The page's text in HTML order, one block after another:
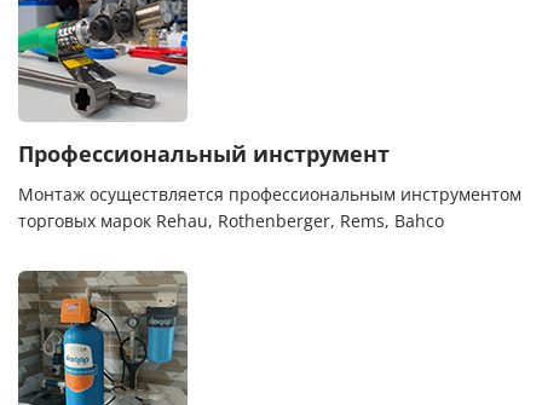
Профессиональный инструмент
Монтаж осуществляется профессиональным инструментом
торговых марок Rehau, Rothenberger, Rems, Bahco